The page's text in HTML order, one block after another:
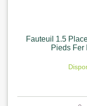
Fauteuil 1.5
Pieds Fer